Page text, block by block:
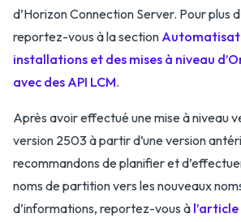
d’Horizon Connection Server. Pour plus
reportez-vous à la section
installations et des mises à niveau
avec des API LCM.
Après avoir effectué une mise à niveau
version 2503 à partir d’une version
recommandons de planifier et
noms de partition vers les nouveaux
d’informations, reportez-vous à